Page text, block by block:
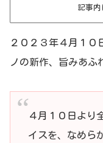
記事内
２０２３年４月１０
ノの新作、旨みあふ
４月１０日より
イスを、なめら